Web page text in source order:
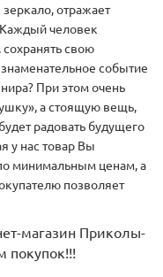
отражает
Каждый человек
сохранять свою
событие
При этом очень
а стоящую вещь,
радовать будущего
у нас товар Вы
минимальным ценам, а
позволяет
магазин Приколы-
покупок!!!